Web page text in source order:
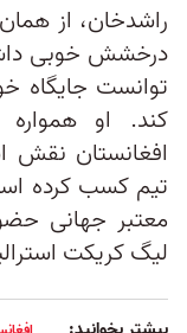
راشدخان، از
درخشش خوبی
توانست جایگاه
کند. او
افغانستان نقش
تیم کسب کرده
معتبر جهانی
لیگ کریکت